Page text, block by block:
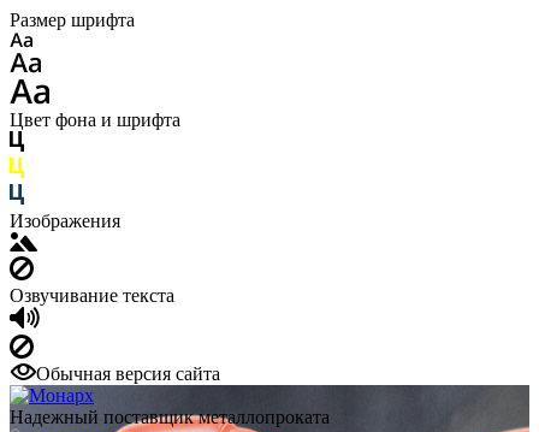
Размер шрифта
Цвет фона и шрифта
Изображения
Озвучивание текста
Обычная версия сайта
Надежный поставщик металлопроката